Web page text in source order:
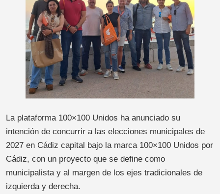
La plataforma 100×100 Unidos ha anunciado su
intención de concurrir a las elecciones municipales de
2027 en Cádiz capital bajo la marca 100×100 Unidos por
Cádiz, con un proyecto que se define como
municipalista y al margen de los ejes tradicionales de
izquierda y derecha.